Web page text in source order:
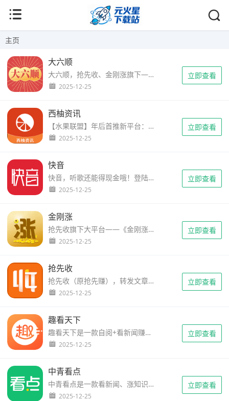
主页
大六顺
大六顺，抢先收、金刚涨旗下——隆重推出强力新平台，涨分更给力，门槛还更低，若需要邀请码填写A10302678，注册登陆就送5毛，永久5元提现。 ...
2025-12-25
立即查看
西柚资讯
【水果联盟】年后首推新平台：西柚资讯，上线期间阅读单价0.5元，登陆送1元，5元起提现，收徒18元+30%提成， 更有20.20万收徒奖励等你来领~客服微信：Juan2222hai...
2025-12-25
立即查看
快音
快音，听歌还能得现金哦！登陆快音APP填写邀请码PP2R6P就送0.3元现金+300金币，0.3元可立即提现，真正的一款听歌赚钱的软件！ 热门，海量，个性的手机铃声，分离抖音、快手神曲，短视频，音乐。快速制作铃声，自嗨原创音乐轻松上传，一键设置铃声！铃声分享与友同享！...
2025-12-25
立即查看
金刚涨
抢先收旗下大平台——《金刚涨》，注册就送2元，5元即可提现，点击阅读3毛每次，还有限时高单价“5毛”，涨分嗖嗖的。贺岁杯收徒大赛瓜分“18万元”大奖，参加活动0门槛，一个徒弟也能参与瓜分，除正常收徒奖金16～21元，再瓜分18万...
2025-12-25
立即查看
抢先收
抢先收（原抢先赚），转发文章赚钱平台（业界良心），文章分享到微信或朋友圈被阅读一次就赚1-2毛不等，每天轻松赚零花钱。首次5元提现，后续10元起提现，填写邀请码A10320391领新手红包。抢先在客服QQ群：967706012...
2025-12-25
立即查看
趣看天下
趣看天下是一款自阅+看新闻赚钱的软件，注册即送1元，完成一次签到与开宝箱和有效阅读一篇文章的新手任务即可奖励0.5到5元的随机现金红包，首次满5元提现，之后10元起提现。趣看天下支持阅读资讯和分享资讯双重金币奖励。...
2025-12-25
立即查看
中青看点
中青看点是一款看新闻、涨知识还能赚零钱的APP，填写邀请码35612注册送1元（可直接提现 秒到）。由中国青年网潜心打造，这里有新鲜的资讯信息，涨知识的实用资讯，犀利的评论互动，丰富的任务赢礼品，来这里让您的阅读更有价值。...
2025-12-25
立即查看